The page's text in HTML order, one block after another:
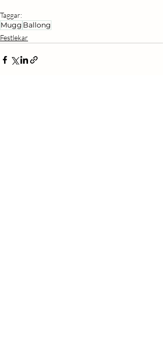
Taggar:
Mugg Ballong
Festlekar